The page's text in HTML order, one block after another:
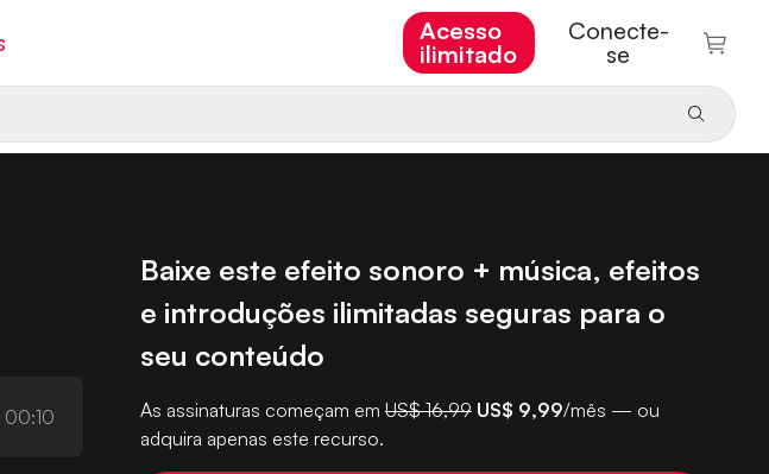
Acesso
ilimitado
Conecte-
se
00:10
Baixe este efeito sonoro + música, efeitos
e introduções ilimitadas seguras para o
seu conteúdo
As assinaturas começam emUS$ 16,99 US$ 9,99/mês — ou
adquira apenas este recurso.